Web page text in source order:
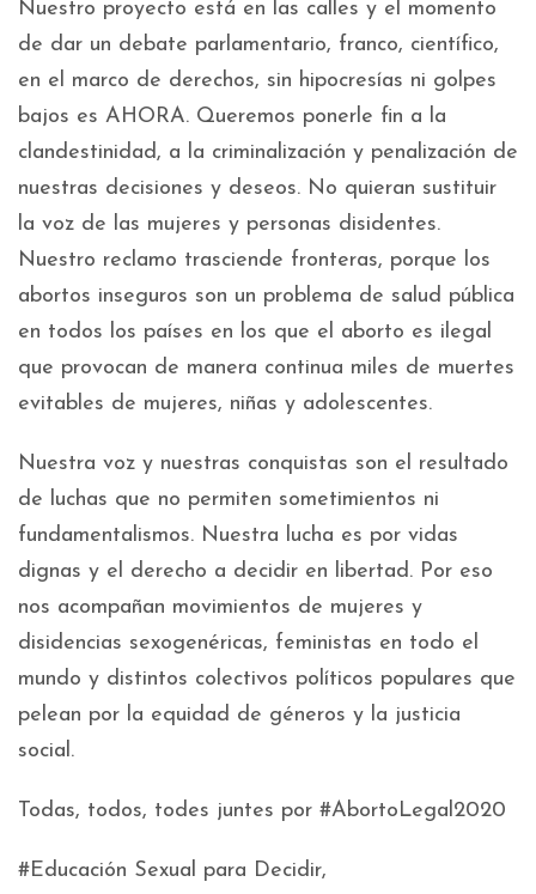
Nuestro proyecto está en las calles y el momento
de dar un debate parlamentario, franco, científico,
en el marco de derechos, sin hipocresías ni golpes
bajos es AHORA. Queremos ponerle fin a la
clandestinidad, a la criminalización y penalización de
nuestras decisiones y deseos. No quieran sustituir
la voz de las mujeres y personas disidentes.
Nuestro reclamo trasciende fronteras, porque los
abortos inseguros son un problema de salud pública
en todos los países en los que el aborto es ilegal
que provocan de manera continua miles de muertes
evitables de mujeres, niñas y adolescentes.
Nuestra voz y nuestras conquistas son el resultado
de luchas que no permiten sometimientos ni
fundamentalismos. Nuestra lucha es por vidas
dignas y el derecho a decidir en libertad. Por eso
nos acompañan movimientos de mujeres y
disidencias sexogenéricas, feministas en todo el
mundo y distintos colectivos políticos populares que
pelean por la equidad de géneros y la justicia
social.
Todas, todos, todes juntes por #AbortoLegal2020
#Educación Sexual para Decidir,